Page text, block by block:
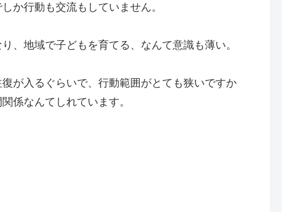
か行動も交流もしていません。
、地域で子どもを育てる、なんて意識も薄い。
が入るぐらいで、行動範囲がとても狭いですか
係なんてしれています。